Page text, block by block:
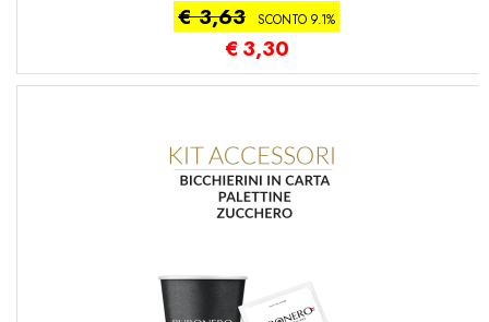
€ 3,63 SCONTO 9.1%
€ 3,30